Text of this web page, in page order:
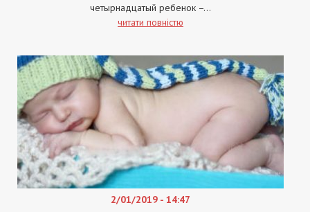
четырнадцатый ребенок –...
читати повністю
2/01/2019 - 14:47